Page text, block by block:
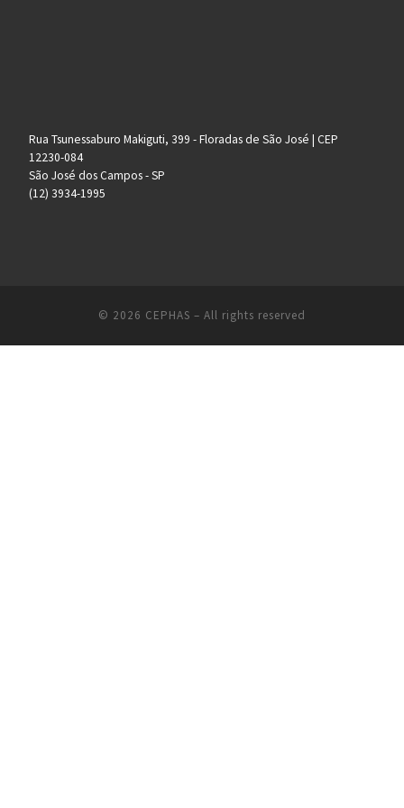
Rua Tsunessaburo Makiguti, 399 - Floradas de São José | CEP
12230-084
São José dos Campos - SP
(12) 3934-1995
© 2026 CEPHAS – All rights reserved